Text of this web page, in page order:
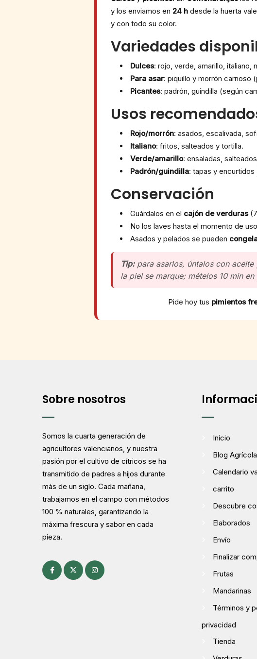
y los enviamos en 24 hdesde la huerta
y con todo su color.
Variedades
Dulces: rojo, verde, amarillo, italiano,
Para asar: piquillo y morrón carnoso
Picantes: padrón, guindilla (según
Usos
Rojo/morrón: asados, escalivada,
Italiano: fritos, salteados y tortilla.
Verde/amarillo: ensaladas,
Padrón/guindilla: tapas y encurtidos
Conservación
Guárdalos en el cajón de verduras
No los laves hasta el momento de
Asados y pelados se pueden
Tip:para asarlos, úntalos con aceite
la piel se marque; mételos 10 min
Pide hoy tus pimientos
Sobre nosotros
Somos la cuarta generación de
agricultores valencianos, y nuestra
pasión por el cultivo de cítricos se ha
transmitido de padres a hijos durante
más de un siglo. Cada mañana,
trabajamos en el campo con métodos
100 % naturales, garantizando la
máxima frescura y sabor en cada
pieza.
Inicio
Blog Agrícola
Calendario
carrito
Descubre
Elaborados
Envío
Finalizar
Frutas
Mandarinas
Términos y
privacidad
Tienda